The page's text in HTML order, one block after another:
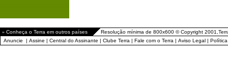
» Conheça o Terra em outros países
Resolução mínima de 800x600 © Copyright
Anuncie | Assine | Central do Assinante | Clube Terra | Fale com o Terra | Aviso Legal |